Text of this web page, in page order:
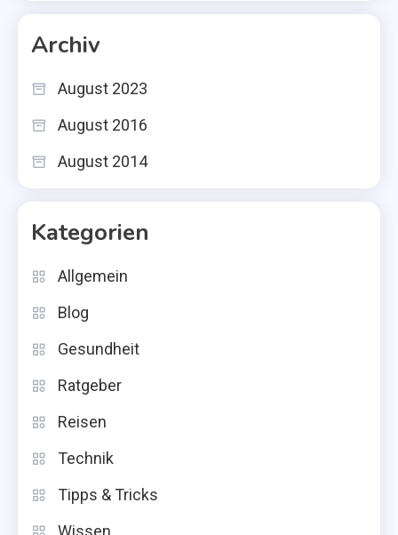
Archiv
August 2023
August 2016
August 2014
Kategorien
Allgemein
Blog
Gesundheit
Ratgeber
Reisen
Technik
Tipps & Tricks
Wissen